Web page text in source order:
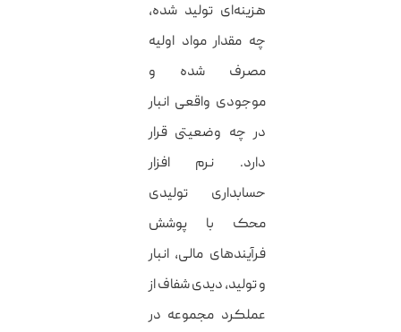
هزینه‌ای تولید شده،
چه مقدار مواد اولیه
مصرف شده و
موجودی واقعی انبار
در چه وضعیتی قرار
دارد. نرم افزار
حسابداری تولیدی
محک با پوشش
فرآیندهای مالی، انبار
و تولید، دیدی شفاف از
عملکرد مجموعه در